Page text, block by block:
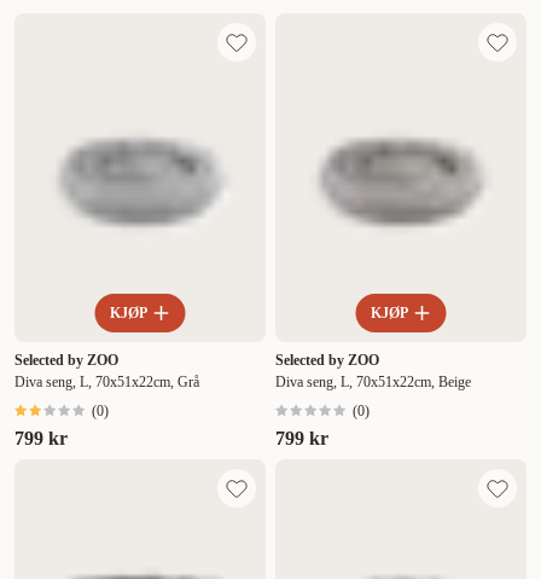
KJØP
Selected by ZOO
Diva seng, L, 70x51x22cm, Grå
(0)
799 kr
KJØP
Selected by ZOO
Diva seng, L, 70x51x22cm, Beige
(0)
799 kr